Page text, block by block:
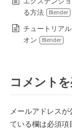
る方法
Blender
チュートリア
オン
Blender
コメント
メールアドレスが
ている欄は必須項